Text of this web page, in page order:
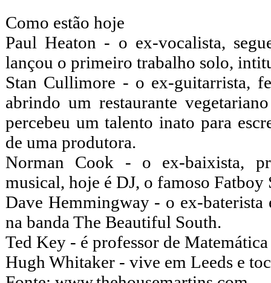
Como estão hoje
Paul Heaton - o ex-vocalista,
lançou o primeiro trabalho solo,
Stan Cullimore - o ex-guitarrista,
abrindo um restaurante
percebeu um talento inato para
de uma produtora.
Norman Cook - o ex-baixista,
musical, hoje é DJ, o famoso Fatboy
Dave Hemmingway - o ex-
na banda The Beautiful South.
Ted Key - é professor de
Hugh Whitaker - vive em Leeds e